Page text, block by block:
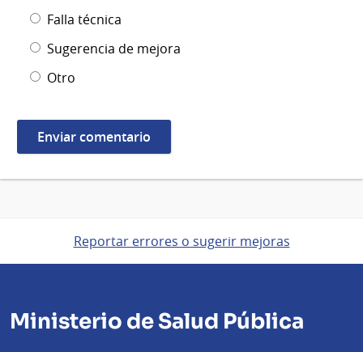
Falla técnica
Sugerencia de mejora
Otro
Reportar errores o sugerir mejoras
Ministerio de Salud Pública